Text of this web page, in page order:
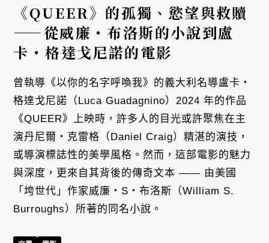
《QUEER》的孤獨、慾望與救贖
——從威廉・布洛斯的小說到盧
卡・格達戈尼諾的電影
曾執導《以你的名字呼喚我》的義大利名導盧卡・
格達戈尼諾（Luca Guadagnino）2024 年的作品
《QUEER》上映時，許多人的目光或許聚焦在主
演丹尼爾・克雷格（Daniel Craig）精湛的演技，
或導演標誌性的美學風格。然而，這部電影的魅力
與深度，更來自其背後的傳奇文本 —— 由美國
「垮世代」作家威廉・S・布洛斯（William S.
Burroughs）所著的同名小說。